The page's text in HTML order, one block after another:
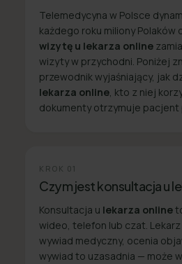
Telemedycyna w Polsce
każdego roku miliony Polaków
wizytę u lekarza online
wizyty w przychodni. Poniżej
przewodnik wyjaśniający, jak
lekarza online , kto z niej
dokumenty otrzymuje pacjent
KROK 01
Czym jest konsultacja u
Konsultacja u lekarza online
wideo, telefon lub czat.
wywiad medyczny, ocenia
wywiad to uzasadnia — może